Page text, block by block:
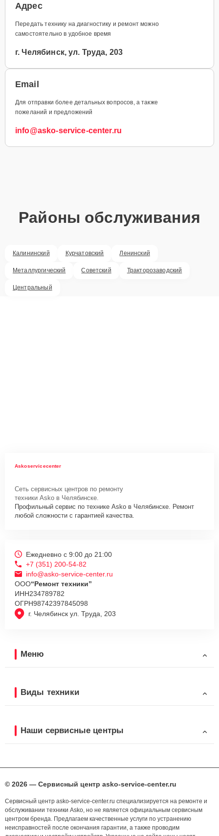
Адрес
Передать технику на диагностику и ремонт можно
самостоятельно в удобное время
г. Челябинск, ул. Труда, 203
Email
Для отправки более детальных вопросов, а также
пожеланий и предложений
info@asko-service-center.ru
Районы обслуживания
Калининский Курчатовский Ленинский
Металлургический Советский Тракторозаводский
Центральный
Askoservicecenter
Сеть сервисных центров по ремонту
техники Asko в Челябинске.
Профильный сервис по технике Asko в Челябинске. Ремонт
любой сложности с гарантией качества.
г. Челябинск ул. Труда, 203
Ежедневно с 9:00 до 21:00
+7 (351) 200-54-82
info@asko-service-center.ru
ООО“Ремонт техники”
ИНН234789782
ОГРН98742397845098
Меню
Виды техники
Наши сервисные центры
© 2026 — Сервисный центр asko-service-center.ru
Сервисный центр asko-service-center.ru специализируется на ремонте и
обслуживании техники Asko, но не является официальным сервисным
центром бренда. Предлагаем качественные услуги по устранению
неисправностей после окончания гарантии, а также проводим